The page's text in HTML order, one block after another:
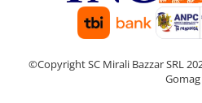
©Copyright SC Mirali Bazzar SRL
Gomag